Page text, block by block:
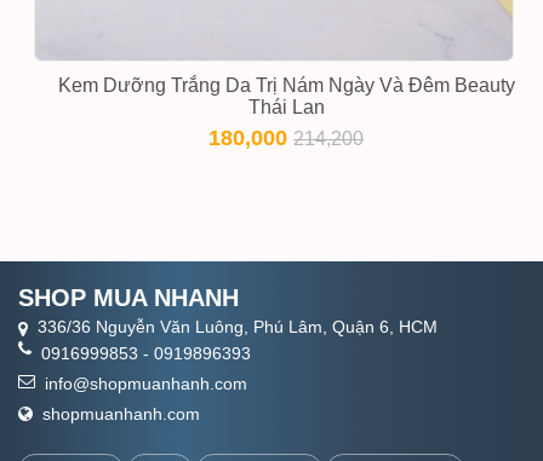
Kem Dưỡng Trắng Da Trị Nám Ngày Và Đêm Beauty
Thái Lan
180,000214,200
SHOP MUA NHANH
336/36 Nguyễn Văn Luông, Phú Lâm, Quận 6, HCM
0916999853 - 0919896393
info@shopmuanhanh.com
shopmuanhanh.com